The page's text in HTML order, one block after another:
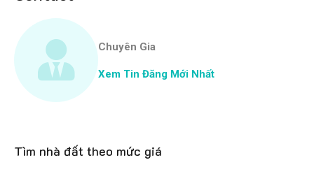
Chuyên Gia
Xem Tin Đăng Mới Nhất
Tìm nhà đất theo mức giá